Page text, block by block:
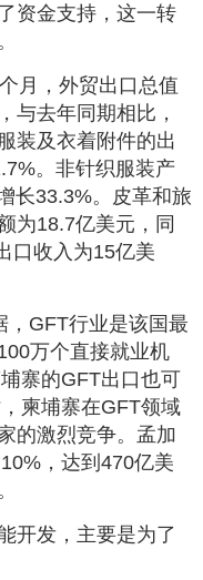
资金支持，这一转
月，外贸出口总值
与去年同期相比，
装及衣着附件的出
。非针织服装产
长33.3%。皮革和旅
为18.7亿美元，同
口收入为15亿美
，GFT行业是该国最
万个直接就业机
寨的GFT出口也可
柬埔寨在GFT领域
的激烈竞争。孟加
，达到470亿美
开发，主要是为了